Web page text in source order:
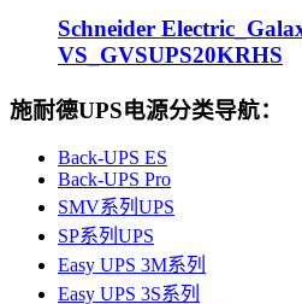
Schneider
VS_GVSUPS20KRHS
施耐德UPS电源分类导航：
Back-UPS ES
Back-UPS Pro
SMV系列UPS
SP系列UPS
Easy UPS 3M系列
Easy UPS 3S系列